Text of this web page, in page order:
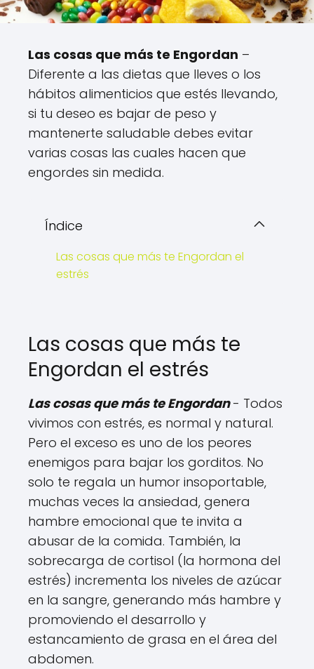
Las cosas que más te Engordan –
Diferente a las dietas que lleves o los
hábitos alimenticios que estés llevando,
si tu deseo es bajar de peso y
mantenerte saludable debes evitar
varias cosas las cuales hacen que
engordes sin medida.
Índice
Las cosas que más te Engordan el
estrés
Las cosas que más te
Engordan el estrés
Las cosas que más te Engordan - Todos
vivimos con estrés, es normal y natural.
Pero el exceso es uno de los peores
enemigos para bajar los gorditos. No
solo te regala un humor insoportable,
muchas veces la ansiedad, genera
hambre emocional que te invita a
abusar de la comida. También, la
sobrecarga de cortisol (la hormona del
estrés) incrementa los niveles de azúcar
en la sangre, generando más hambre y
promoviendo el desarrollo y
estancamiento de grasa en el área del
abdomen.